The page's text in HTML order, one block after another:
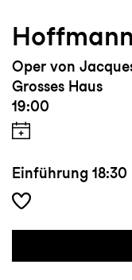
Oper von
Grosses Haus
19:00
Einführung 18:30